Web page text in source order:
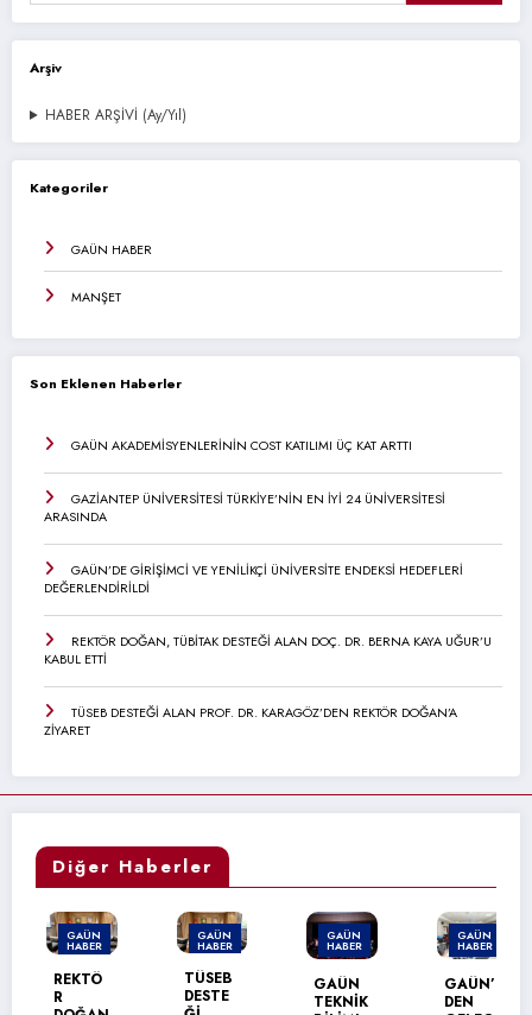
Arşiv
HABER ARŞİVİ (Ay/Yıl)
Kategoriler
GAÜN HABER
MANŞET
Son Eklenen Haberler
GAÜN AKADEMİSYENLERİNİN COST KATILIMI ÜÇ KAT ARTTI
GAZİANTEP ÜNİVERSİTESİ TÜRKİYE’NİN EN İYİ 24 ÜNİVERSİTESİ
ARASINDA
GAÜN’DE GİRİŞİMCİ VE YENİLİKÇİ ÜNİVERSİTE ENDEKSİ HEDEFLERİ
DEĞERLENDİRİLDİ
REKTÖR DOĞAN, TÜBİTAK DESTEĞİ ALAN DOÇ. DR. BERNA KAYA UĞUR’U
KABUL ETTİ
TÜSEB DESTEĞİ ALAN PROF. DR. KARAGÖZ’DEN REKTÖR DOĞAN’A
ZİYARET
Diğer Haberler
GAÜN
HABER
REKTÖ
GAÜN
HABER
TÜSEB
DESTE
GAÜN
HABER
GAÜN
TEKNİK
GAÜN
HABER
GAÜN’
DEN